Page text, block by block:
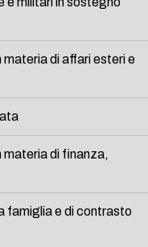
materia di affari esteri e
materia di finanza,
famiglia e di contrasto